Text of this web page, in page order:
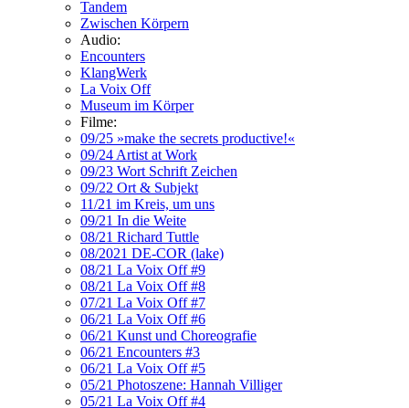
Tandem
Zwischen Körpern
Audio:
Encounters
KlangWerk
La Voix Off
Museum im Körper
Filme:
09/25 »make the secrets productive!«
09/24 Artist at Work
09/23 Wort Schrift Zeichen
09/22 Ort & Subjekt
11/21 im Kreis, um uns
09/21 In die Weite
08/21 Richard Tuttle
08/2021 DE-COR (lake)
08/21 La Voix Off #9
08/21 La Voix Off #8
07/21 La Voix Off #7
06/21 La Voix Off #6
06/21 Kunst und Choreografie
06/21 Encounters #3
06/21 La Voix Off #5
05/21 Photoszene: Hannah Villiger
05/21 La Voix Off #4